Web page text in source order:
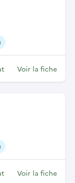
Voir la fiche
Voir la fiche